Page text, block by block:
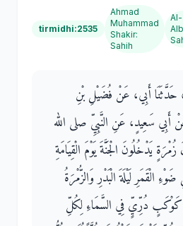
tirmidhi:2535
Ahmad
Muhammad
Shakir:
Sahih
Al-
حَدَّثَنَا أَبِي، عَنْ فُضَيْلِ بْنِ
سَعِيدٍ، عَنِ النَّبِيِّ صلى الله
يَدْخُلُونَ الْجَنَّةَ يَوْمَ الْقِيَامَةِ
الْقَمَرِ لَيْلَةَ الْبَدْرِ وَالزُّمْرَةُ
كَوْكَبٍ دُرِّيٍّ فِي السَّمَاءِ لِكُلِّ